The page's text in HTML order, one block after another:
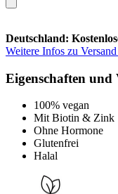
Deutschland:
Weitere Infos zu
Eigenschaften und
100% vegan
Mit Biotin & Zink
Ohne Hormone
Glutenfrei
Halal